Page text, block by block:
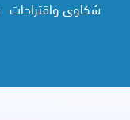
شكاوى واقتراحات